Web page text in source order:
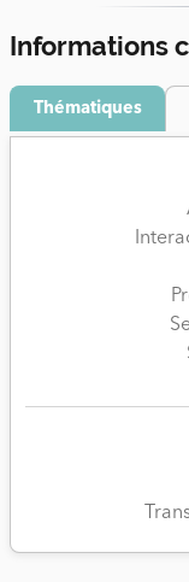
Informations
Thématiques